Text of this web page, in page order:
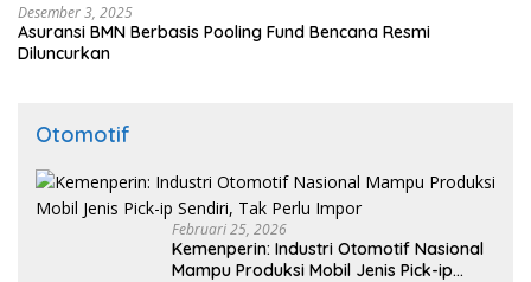
Desember 3, 2025
Asuransi BMN Berbasis Pooling Fund Bencana Resmi
Diluncurkan
Otomotif
Februari 25, 2026
Kemenperin: Industri Otomotif Nasional
Mampu Produksi Mobil Jenis Pick-ip